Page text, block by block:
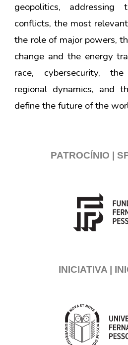
geopolitics, addressing
conflicts, the most
the role of major powers,
change and the energy
race, cybersecurity,
regional dynamics, and
define the future of the
PATROCÍNIO |
INICIATIVA |